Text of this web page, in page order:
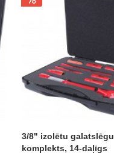
3/8" izolētu galatslēgu
komplekts, 14-daļīgs